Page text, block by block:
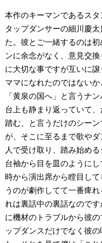
本作のキーマンであるス
タップダンサーの細川慶
た。彼とご一緒するのは
ンに余念がなく、意見交
に大切な事ですが互いに
ママになれたのではない
「黄泉の国へ」と言うナ
台上も静まり返っていて
踏む、と言うだけのシー
が、そこに至るまで歌や
人で受け取り、踏み始め
台袖から目を皿のように
時から演出席から瞠目し
うのが劇作してて一番痺
れは裏話中の裏話なので
に機材のトラブルから彼
ップダンスだけでなく彼